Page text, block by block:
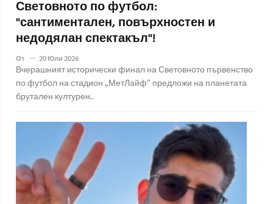
Световното по футбол:
"сантиментален, повърхностен и
недодялан спектакъл"!
От 20 Юли 2026
Вчерашният исторически финал на Световното първенство
по футбол на стадион „МетЛайф“ предложи на планетата
брутален културен..